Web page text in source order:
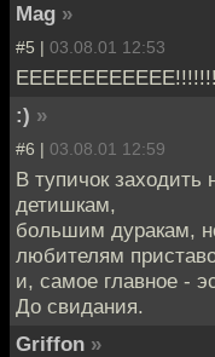
Mag »
#5 | 03.08.01 12:53
:) »
#6 | 03.08.01 12:59
В тупичок
детишкам,
большим дуракам,
любителям
и, самое главное -
До свидания.
Griffon »